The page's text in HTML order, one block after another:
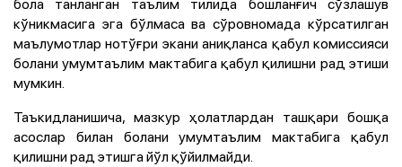
кўникмасига эга бўлмаса ва сўровномада кўрсатилган
маълумотлар нотўғри экани аниқланса қабул комиссияси
болани умумтаълим мактабига қабул қилишни рад этиши
мумкин.
Таъкидланишича, мазкур ҳолатлардан ташқари бошқа
асослар билан болани умумтаълим мактабига қабул
қилишни рад этишга йўл қўйилмайди.